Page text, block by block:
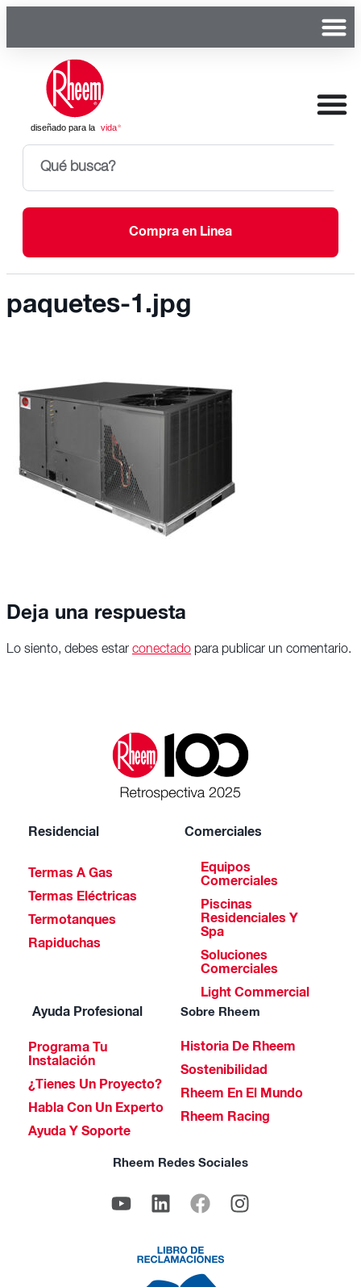
Compra en Linea
paquetes-1.jpg
Deja una respuesta
Lo siento, debes estar conectado para publicar un comentario.
Residencial
Termas A Gas
Termas Eléctricas
Termotanques
Rapiduchas
Comerciales
Equipos
Comerciales
Piscinas
Residenciales Y
Spa
Soluciones
Comerciales
Light Commercial
Ayuda Profesional
Programa Tu
Instalación
¿Tienes Un Proyecto?
Habla Con Un Experto
Ayuda Y Soporte
Sobre Rheem
Historia De Rheem
Sostenibilidad
Rheem En El Mundo
Rheem Racing
Rheem Redes Sociales